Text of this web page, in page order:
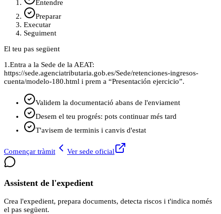
Entendre
Preparar
Executar
Seguiment
El teu pas següent
1.Entra a la Sede de la AEAT:
https://sede.agenciatributaria.gob.es/Sede/retenciones-ingresos-
cuenta/modelo-180.html i prem a “Presentación ejercicio”.
Validem la documentació abans de l'enviament
Desem el teu progrés: pots continuar més tard
T'avisem de terminis i canvis d'estat
Començar tràmit Ver sede oficial
Assistent de l'expedient
Crea l'expedient, prepara documents, detecta riscos i t'indica només
el pas següent.